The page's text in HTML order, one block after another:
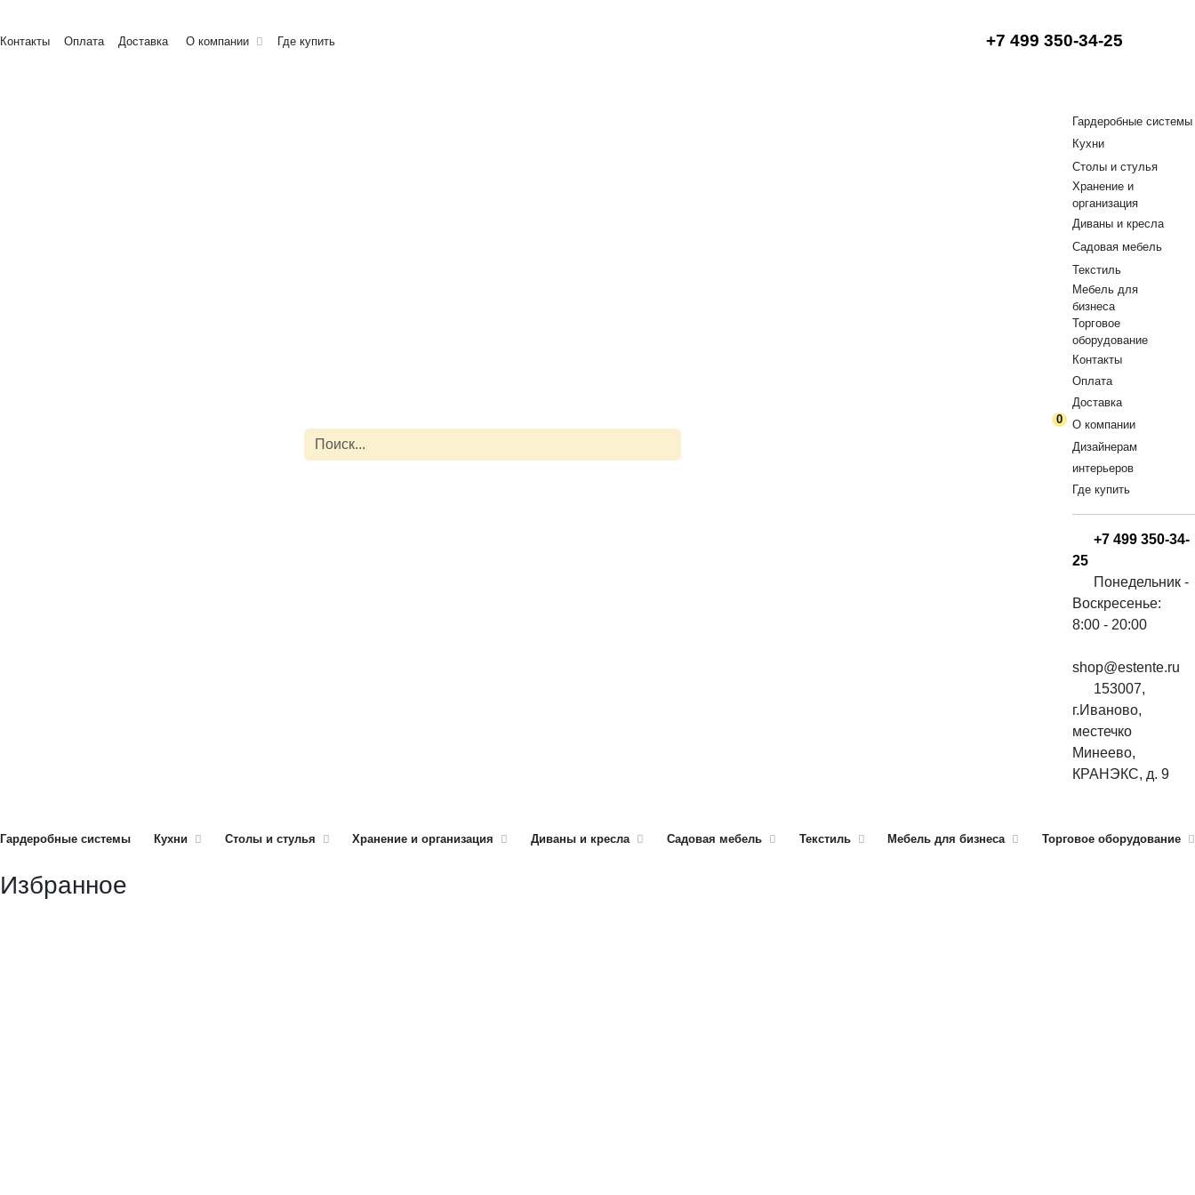
Контакты Оплата Доставка О компании Где купить +7 499 350-34-25
0
Гардеробные системы
Кухни
Столы и стулья
Хранение и
организация
Диваны и кресла
Садовая мебель
Текстиль
Мебель для
бизнеса
Торговое
оборудование
Контакты
Оплата
Доставка
О компании
Дизайнерам
интерьеров
Где купить
+7 499 350-34-
25
Понедельник -
Воскресенье:
8:00 - 20:00
shop@estente.ru
153007,
г.Иваново,
местечко
Минеево,
КРАНЭКС, д. 9
Гардеробные системы Кухни Столы и стулья Хранение и организация Диваны и кресла Садовая мебель Текстиль Мебель для бизнеса Торговое оборудование
Избранное